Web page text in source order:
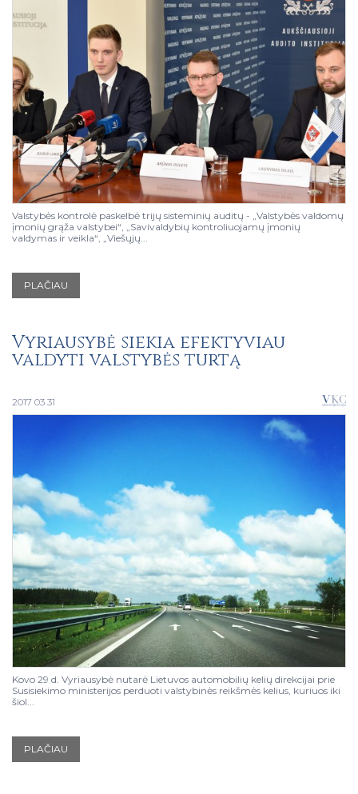
Valstybės kontrolė paskelbė trijų sisteminių auditų - „Valstybės valdomų
įmonių grąža valstybei“, „Savivaldybių kontroliuojamų įmonių
valdymas ir veikla“, „Viešųjų...
PLAČIAU
Vyriausybė siekia efektyviau
valdyti valstybės turtą
2017 03 31
Kovo 29 d. Vyriausybė nutarė Lietuvos automobilių kelių direkcijai prie
Susisiekimo ministerijos perduoti valstybinės reikšmės kelius, kuriuos iki
šiol...
PLAČIAU